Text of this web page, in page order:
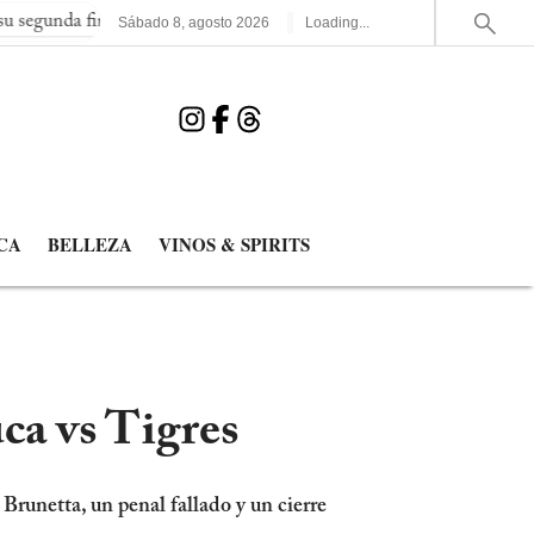
consecutiva del Mundial España elimina a Francia y
Sábado 8,agosto 2026 Loading...
BELLEZA VINOS & SPIRITS
vs Tigres
un penal fallado y un cierre